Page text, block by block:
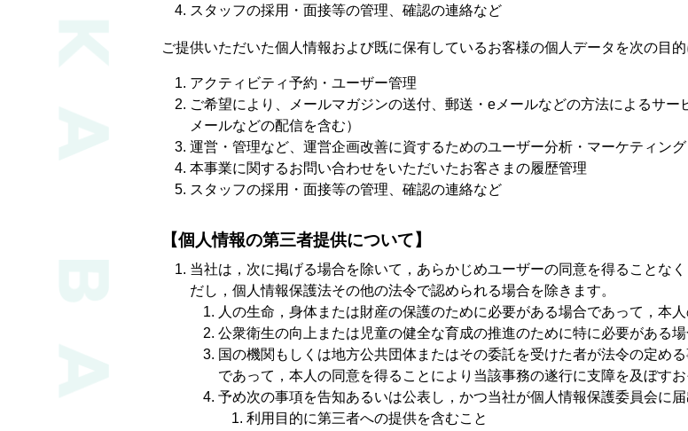
スタッフの採用・面接等の管理、確認の連絡など
ご提供いただいた個人情報および既に保有しているお客様の個人データを次の目的
アクティビティ予約・ユーザー管理
ご希望により、メールマガジンの送付、郵送・eメールなどの方法によるサ
メールなどの配信を含む）
運営・管理など、運営企画改善に資するためのユーザー分析・マーケティング
本事業に関するお問い合わせをいただいたお客さまの履歴管理
スタッフの採用・面接等の管理、確認の連絡など
【個人情報の第三者提供について】
当社は，次に掲げる場合を除いて，あらかじめユーザーの同意を得ることな
だし，個人情報保護法その他の法令で認められる場合を除きます。
人の生命，身体または財産の保護のために必要がある場合であって，本
公衆衛生の向上または児童の健全な育成の推進のために特に必要がある
国の機関もしくは地方公共団体またはその委託を受けた者が法令の定め
であって，本人の同意を得ることにより当該事務の遂行に支障を及ぼす
予め次の事項を告知あるいは公表し，かつ当社が個人情報保護委員会に
利用目的に第三者への提供を含むこと